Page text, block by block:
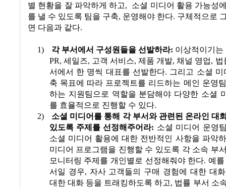
별 현황을 잘 파악하게 하고,
소셜 미디어 활용 가능성
를 낼 수 있도록 팀을 구축, 운영해야 한다. 구체적으로
면 다음과 같다.
1) 각 부서에서 구성원들을 선발하라: 이상적이기는
PR, 세일즈, 고객 서비스,제품 개발,채널 영업, 법
서에서 한 명씩 대표를 선발한다. 그리고 소셜
축 목표에 따라 프로젝트를 리드하는 메인 운영
하는 지원팀으로 역할을 분담해야 다양한 소셜
를 효율적으로 진행할 수 있다.
2)
소셜 미디어를 통해 각 부서와 관련된 온라인 대
있도록 주제를 선정해주어라: 소셜 미디어 운영
소셜 미디어 활용에 대한 전반적인 사항을 파악
미디어 프로그램을 진행할 수 있도록 각 소속 부
모니터링 주제를 개인별로 선정해줘야 한다. 예
서일 경우, 자사 고객들의 구매 경험에 대한 대
대한 대화 등을 트래킹하도록 하고, 법률 부서 소